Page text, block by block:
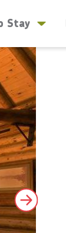
Stay